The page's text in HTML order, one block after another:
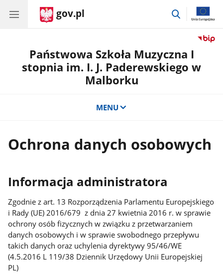
gov.pl
przejdź
Państwowa Szkoła Muzyczna I
stopnia im. I. J. Paderewskiego w
Malborku
MENU
Ochrona danych osobowych
Informacja administratora
Zgodnie z art. 13 Rozporządzenia Parlamentu Europejskiego
i Rady (UE) 2016/679 z dnia 27 kwietnia 2016 r. w sprawie
ochrony osób fizycznych w związku z przetwarzaniem
danych osobowych i w sprawie swobodnego przepływu
takich danych oraz uchylenia dyrektywy 95/46/WE
(4.5.2016 L 119/38 Dziennik Urzędowy Unii Europejskiej
PL)